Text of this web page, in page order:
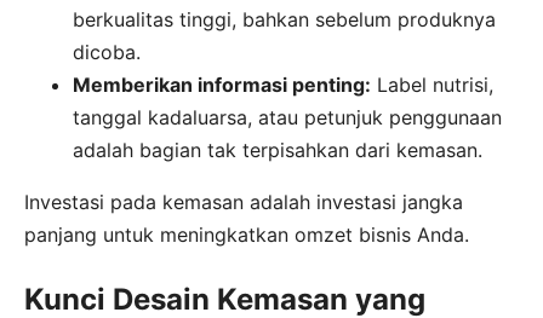
berkualitas tinggi, bahkan sebelum produknya
dicoba.
Memberikan informasi penting: Label nutrisi,
tanggal kadaluarsa, atau petunjuk penggunaan
adalah bagian tak terpisahkan dari kemasan.
Investasi pada kemasan adalah investasi jangka
panjang untuk meningkatkan omzet bisnis Anda.
Kunci Desain Kemasan yang